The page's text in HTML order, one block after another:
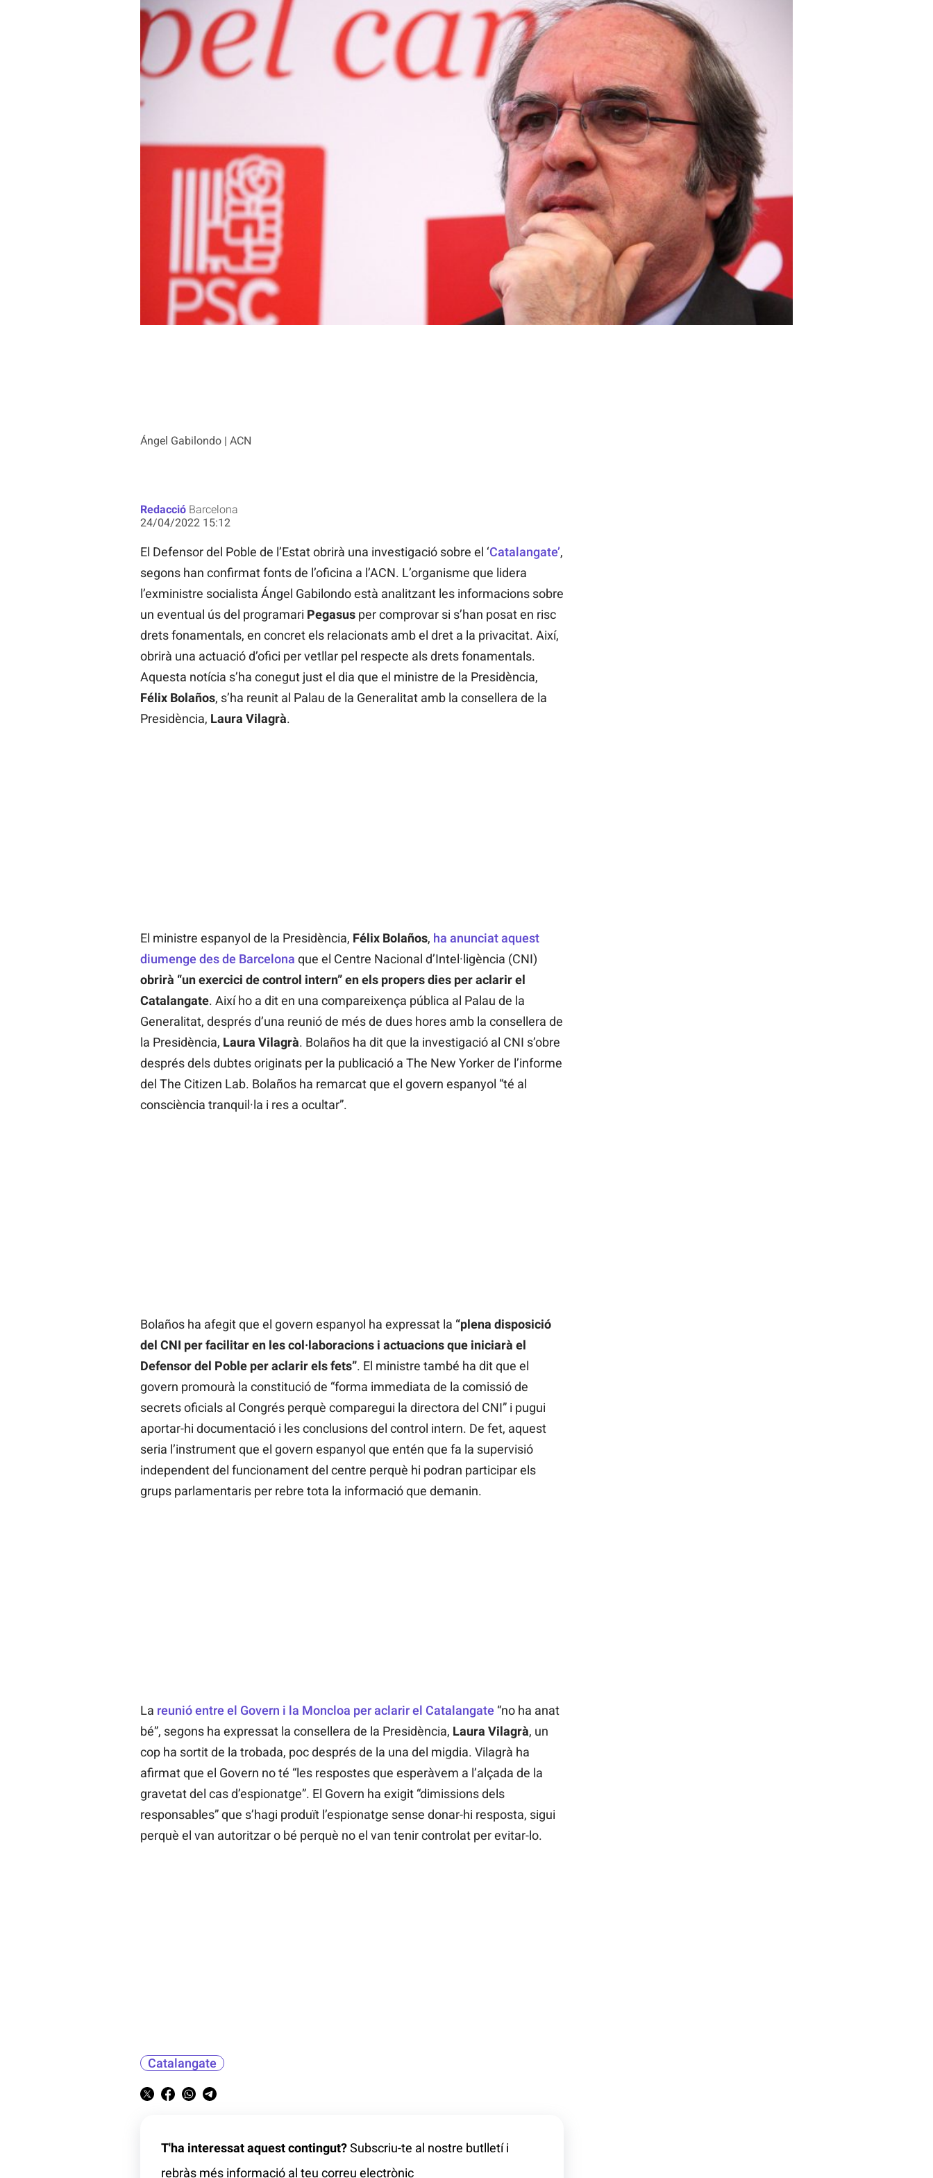
Ángel Gabilondo | ACN
Redacció Barcelona
24/04/2022 15:12
El Defensor del Poble de l’Estat obrirà una investigació sobre el ‘Catalangate’,
segons han confirmat fonts de l’oficina a l’ACN. L’organisme que lidera
l’exministre socialista Ángel Gabilondo està analitzant les informacions sobre
un eventual ús del programari Pegasusper comprovar si s’han posat en risc
drets fonamentals, en concret els relacionats amb el dret a la privacitat. Així,
obrirà una actuació d’ofici per vetllar pel respecte als drets fonamentals.
Aquesta notícia s’ha conegut just el dia que el ministre de la Presidència,
Félix Bolaños, s’ha reunit al Palau de la Generalitat amb la consellera de la
Presidència, Laura Vilagrà.
El ministre espanyol de la Presidència, Félix Bolaños, ha anunciat aquest
diumenge des de Barcelona que el Centre Nacional d’Intel·ligència (CNI)
obrirà “un exercici de control intern” en els propers dies per aclarir el
Catalangate. Així ho a dit en una compareixença pública al Palau de la
Generalitat, després d’una reunió de més de dues hores amb la consellera de
la Presidència, Laura Vilagrà. Bolaños ha dit que la investigació al CNI s’obre
després dels dubtes originats per la publicació a The New Yorker de l’informe
del The Citizen Lab. Bolaños ha remarcat que el govern espanyol “té al
consciència tranquil·la i res a ocultar”.
Bolaños ha afegit que el govern espanyol ha expressat la “plena disposició
del CNI per facilitar en les col·laboracions i actuacions que iniciarà el
Defensor del Poble per aclarir els fets”. El ministre també ha dit que el
govern promourà la constitució de “forma immediata de la comissió de
secrets oficials al Congrés perquè comparegui la directora del CNI” i pugui
aportar-hi documentació i les conclusions del control intern. De fet, aquest
seria l’instrument que el govern espanyol que entén que fa la supervisió
independent del funcionament del centre perquè hi podran participar els
grups parlamentaris per rebre tota la informació que demanin.
La reunió entre el Govern i la Moncloa per aclarir el Catalangate “no ha anat
bé”, segons ha expressat la consellera de la Presidència, Laura Vilagrà, un
cop ha sortit de la trobada, poc després de la una del migdia. Vilagrà ha
afirmat que el Govern no té “les respostes que esperàvem a l’alçada de la
gravetat del cas d’espionatge”. El Govern ha exigit “dimissions dels
responsables” que s’hagi produït l’espionatge sense donar-hi resposta, sigui
perquè el van autoritzar o bé perquè no el van tenir controlat per evitar-lo.
Catalangate
T'ha interessat aquest contingut?Subscriu-te al nostre butlletí i
rebràs més informació al teu correu electrònic